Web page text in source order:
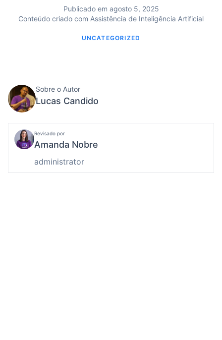
Publicado em agosto 5, 2025
Conteúdo criado com Assistência de Inteligência Artificial
UNCATEGORIZED
Sobre o Autor
Lucas Candido
Revisado por
Amanda Nobre
administrator